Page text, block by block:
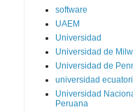
software
UAEM
Universidad
Universidad de
Universidad de
universidad
Universidad
Peruana